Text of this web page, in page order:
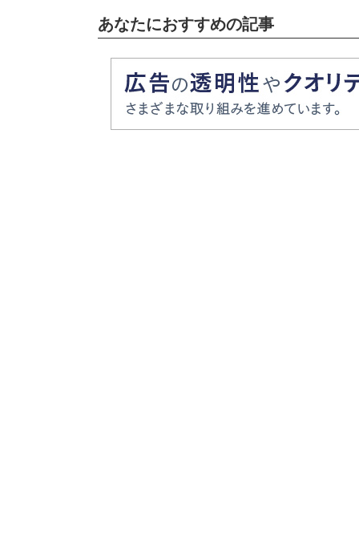
あなたにおすすめの記事